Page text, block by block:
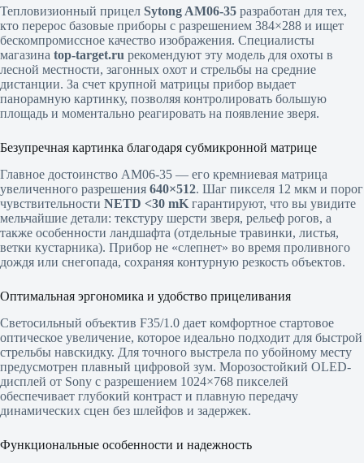
Тепловизионный прицел Sytong AM06-35 разработан для тех,
кто перерос базовые приборы с разрешением 384×288 и ищет
бескомпромиссное качество изображения. Специалисты
магазина top-target.ru рекомендуют эту модель для охоты в
лесной местности, загонных охот и стрельбы на средние
дистанции. За счет крупной матрицы прибор выдает
панорамную картинку, позволяя контролировать большую
площадь и моментально реагировать на появление зверя.
Безупречная картинка благодаря субмикронной матрице
Главное достоинство AM06-35 — его кремниевая матрица
увеличенного разрешения 640×512. Шаг пикселя 12 мкм и порог
чувствительности NETD <30 mK гарантируют, что вы увидите
мельчайшие детали: текстуру шерсти зверя, рельеф рогов, а
также особенности ландшафта (отдельные травинки, листья,
ветки кустарника). Прибор не «слепнет» во время проливного
дождя или снегопада, сохраняя контурную резкость объектов.
Оптимальная эргономика и удобство прицеливания
Светосильный объектив F35/1.0 дает комфортное стартовое
оптическое увеличение, которое идеально подходит для быстрой
стрельбы навскидку. Для точного выстрела по убойному месту
предусмотрен плавный цифровой зум. Морозостойкий OLED-
дисплей от Sony с разрешением 1024×768 пикселей
обеспечивает глубокий контраст и плавную передачу
динамических сцен без шлейфов и задержек.
Функциональные особенности и надежность